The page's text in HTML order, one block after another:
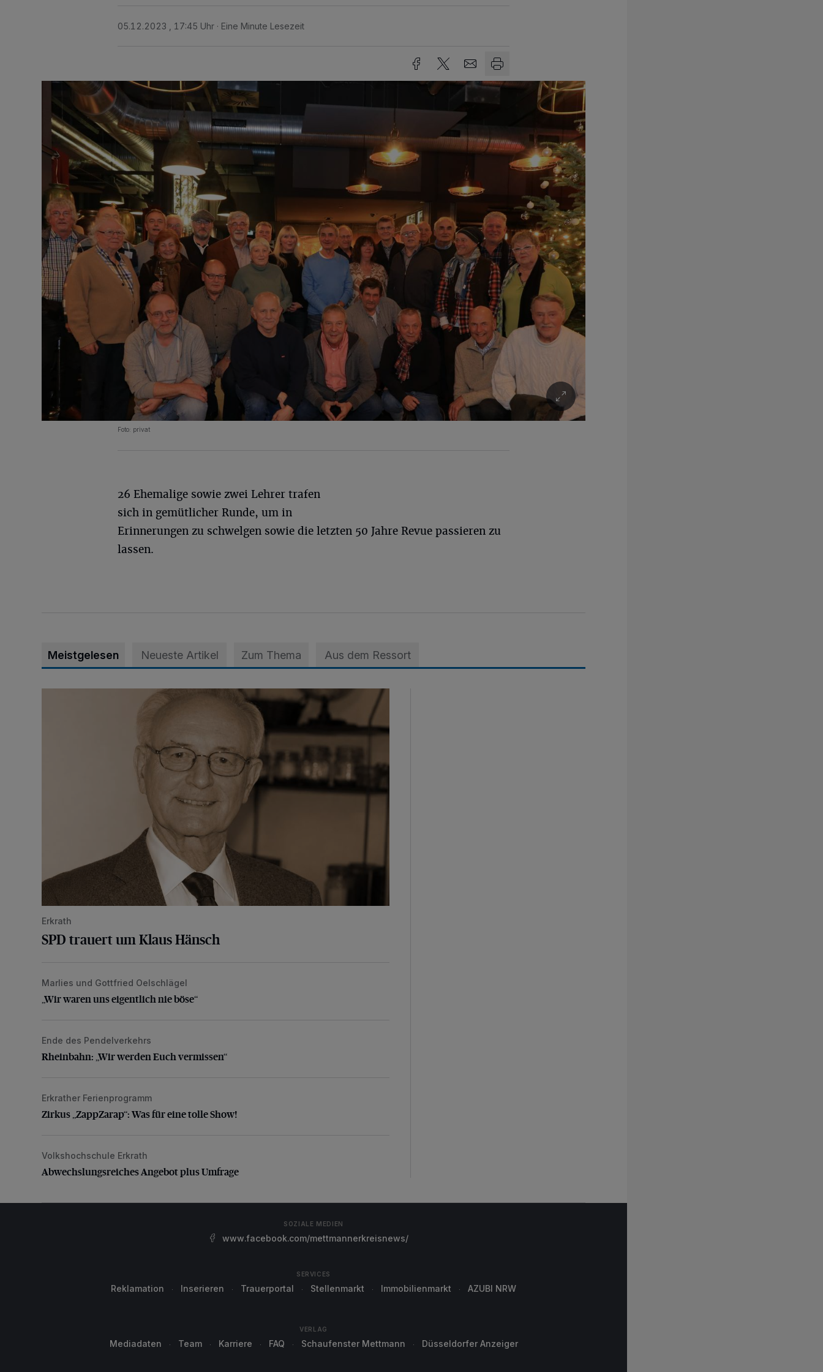
05.12.2023 , 17:45 Uhr Eine Minute Lesezeit
Foto: privat
26 Ehemalige sowie zwei Lehrer trafen
sich in gemütlicher Runde, um in
Erinnerungen zu schwelgen sowie die letzten 50 Jahre Revue passieren zu
lassen.
Meistgelesen Neueste Artikel Zum Thema Aus dem Ressort
SPD trauert um Klaus Hänsch
Erkrath
SPD trauert um Klaus Hänsch
„Wir waren uns eigentlich nie böse“
Marlies und Gottfried Oelschlägel
„Wir waren uns eigentlich nie böse“
Rheinbahn: „Wir werden Euch vermissen“
Ende des Pendelverkehrs
Rheinbahn: „Wir werden Euch vermissen“
Zirkus „ZappZarap“: Was für eine tolle Show!
Erkrather Ferienprogramm
Zirkus „ZappZarap“: Was für eine tolle Show!
Abwechslungsreiches Angebot plus Umfrage
Volkshochschule Erkrath
Abwechslungsreiches Angebot plus Umfrage
SOZIALE MEDIEN
www.facebook.com/mettmannerkreisnews/
SERVICES
Reklamation Inserieren Trauerportal Stellenmarkt Immobilienmarkt AZUBI NRW
VERLAG
Mediadaten Team Karriere FAQ Schaufenster Mettmann Düsseldorfer Anzeiger